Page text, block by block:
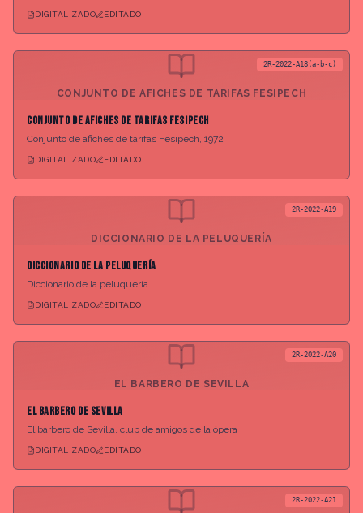
DIGITALIZADO EDITADO
CONJUNTO DE AFICHES DE TARIFAS FESIPECH
2R-2022-A18(a-b-c)
Conjunto de afiches de tarifas Fesipech
Conjunto de afiches de tarifas Fesipech, 1972
DIGITALIZADO EDITADO
DICCIONARIO DE LA PELUQUERÍA
2R-2022-A19
Diccionario de la peluquería
Diccionario de la peluquería
DIGITALIZADO EDITADO
EL BARBERO DE SEVILLA
2R-2022-A20
El barbero de Sevilla
El barbero de Sevilla, club de amigos de la ópera
DIGITALIZADO EDITADO
2R-2022-A21